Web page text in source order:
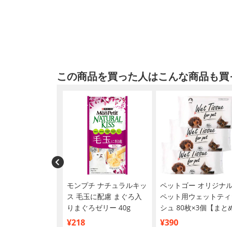
この商品を買った人はこんな商品も
モンプチ ナチュラルキッ
ス 毛玉に配慮 まぐろ入
りまぐろゼリー 40g
¥218
ペットゴー オリジナ
ペット用ウェットティ
シュ 80枚×3個【まと
買い】
¥390